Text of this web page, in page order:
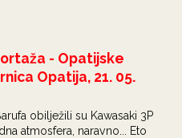
- Opatijske
Opatija, 21. 05.
obilježili su Kawasaki 3P
atmosfera, naravno... Eto